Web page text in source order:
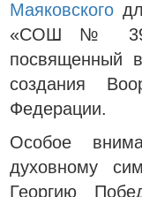
Маяковского
«СОШ № 39»
создания
Федерации.
Особое
духовному
Георгию